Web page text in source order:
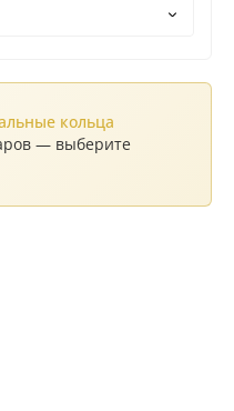
кольца
— выберите